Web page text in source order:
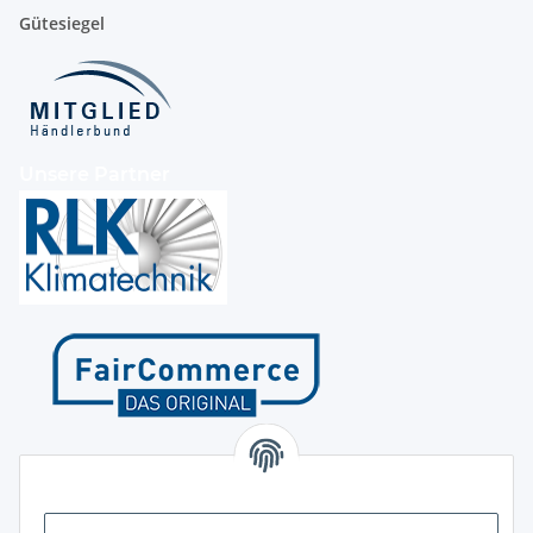
Gütesiegel
Höffgeshofweg 14